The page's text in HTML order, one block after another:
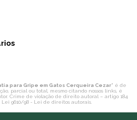
para Gripe em Gatos Cerqueira Cezar" é de
parcial ou total, mesmo citando nossos links, é
Crime de violação de direito autoral – artigo 184
Lei 9610/98 - Lei de direitos autorais.